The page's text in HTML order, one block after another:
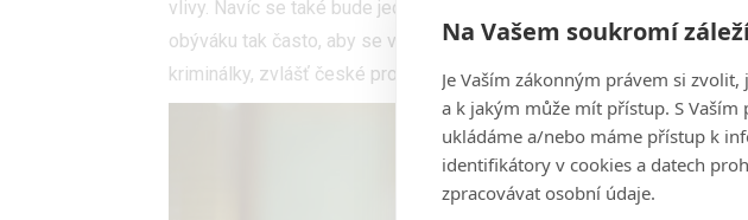
vlivy. Navíc se také bude jednat o příjemnou žánrovou změnu, kterou
obýváku tak často, aby se vždy nejednalo alespoň o menší výjimečnou
kriminálky, zvlášť české produkce, na které koukají vaši rodiče, se
Na Vašem soukromí
Je Vaším zákonným právem si
a k jakým může mít přístup. S Vaším
ukládáme a/nebo máme přístup k
identifikátory v cookies a datech
zpracovávat osobní údaje.